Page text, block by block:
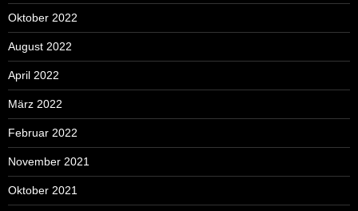
Oktober 2022
August 2022
April 2022
März 2022
Februar 2022
November 2021
Oktober 2021